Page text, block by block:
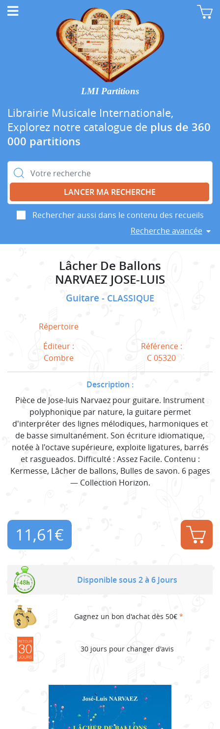
LMI Partitions
Librairie Musicale Internationale,
Explorez notre catalogue de plus de 360
000 partitions
Rechercher :
Rechercher aussi dans le contenu des recueils
Recherche avancée
Lâcher De Ballons
NARVAEZ JOSE-LUIS
Guitare CLASSIQUE
Répertoire
Éditeur :
Combre
Référence :
C 05320
Description :
Pièce de Jose-luis Narvaez pour guitare. Instrument
polyphonique par nature, la guitare permet
d'interpréter des lignes mélodiques, harmoniques et
de basse simultanément. Son écriture idiomatique,
notée à l'octave supérieure, exploite ligatures, barrés
et rasgueados. Difficulté : Assez Facile. Contenu :
Kermesse, Lâcher de ballons, Bulles de savon. 6 pages
— Collection Horizon.
11,61€
Disponible sous 2 à 6 Jours
Gagnez un bon d'achat dès 50€ *
30 jours pour changer d'avis